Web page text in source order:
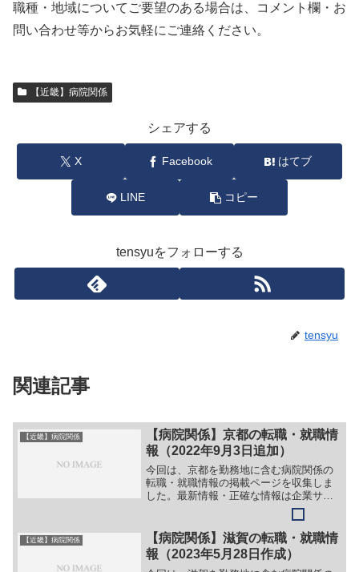
職種・地域についてご要望のある場合は、コメント欄・お
問い合わせ等からお気軽にご連絡ください。
【近畿】病院関係
シェアする
X Facebook はてブ
LINE コピー
tensyuをフォローする
tensyu
関連記事
【近畿】病院関係
【病院関係】京都の転職・就職情
報（2022年9月3日追加）
今回は、京都を勤務地に含む病院関係の
転職・就職情報の掲載ページを収集しま
した。最新情報・正確な情報は企業サイ
トでご確認ください。①【会社名】医療
法人社団 蘇生会 蘇生会総合病院【職
務】［常勤］＞＞（１）医師（一般内
科）＞＞（２）医師（呼吸器...
【近畿】病院関係
【病院関係】滋賀の転職・就職情
報（2023年5月28日作成）